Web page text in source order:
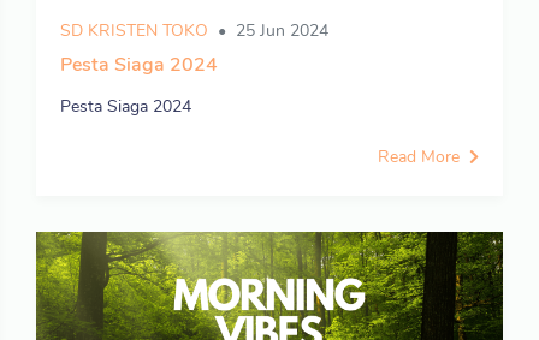
SD KRISTEN TOKO 25 Jun 2024
Pesta Siaga 2024
Pesta Siaga 2024
Read More